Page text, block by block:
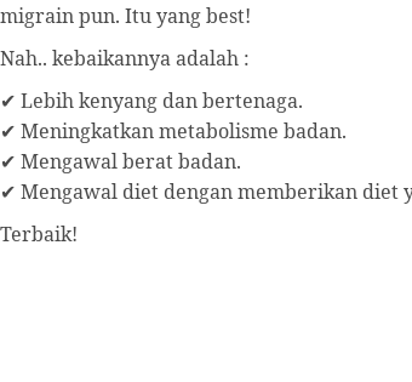
migrain pun. Itu yang best!
Nah.. kebaikannya adalah :
✔ Lebih kenyang dan bertenaga.
✔ Meningkatkan metabolisme badan.
✔ Mengawal berat badan.
✔ Mengawal diet dengan memberikan diet
Terbaik!